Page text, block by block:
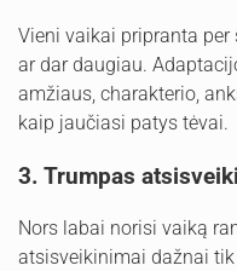
Vieni vaikai pripranta
ar dar daugiau.
amžiaus, charakterio,
kaip jaučiasi patys tėvai.
3. Trumpas
Nors labai norisi vaiką
atsisveikinimai dažnai